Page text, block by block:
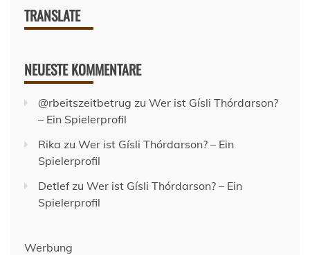
TRANSLATE
NEUESTE KOMMENTARE
@rbeitszeitbetrug zu Wer ist Gísli Thórdarson?
– Ein Spielerprofil
Rika zu Wer ist Gísli Thórdarson? – Ein
Spielerprofil
Detlefzu Wer ist Gísli Thórdarson? – Ein
Spielerprofil
Werbung